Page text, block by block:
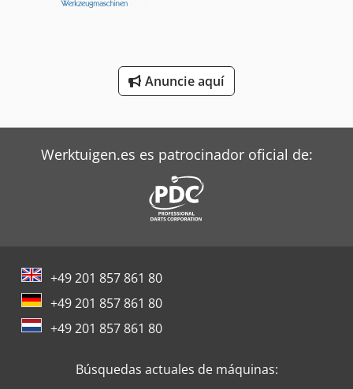
Siemens Motores Eléctricos
Toshiba Aires Acondicionados
Anuncie aquí
Werktuigen.es es patrocinador oficial de:
+49 201 857 861 80
+49 201 857 861 80
+49 201 857 861 80
Búsquedas actuales de máquinas: